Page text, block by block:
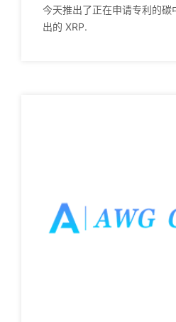
今天推出了正在申请专利的碳
出的 XRP.